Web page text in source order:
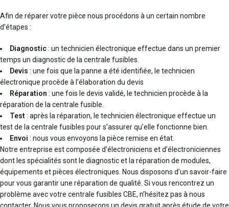
Afin de réparer votre pièce nous procédons à un certain nombre
d’étapes :
Diagnostic: un technicien électronique effectue dans un premier
temps un diagnostic de la centrale fusibles.
Devis : une fois que la panne a été identifiée, le technicien
électronique procède à l’élaboration du devis
Réparation : une fois le devis validé, le technicien procède à la
réparation de la centrale fusible.
Test: après la réparation, le technicien électronique effectue un
test de la centrale fusibles pour s’assurer qu’elle fonctionne bien.
Envoi : nous vous envoyons la pièce remise en état.
Notre entreprise est composée d’électroniciens et d’électroniciennes
dont les spécialités sont le diagnostic et la réparation de modules,
équipements et pièces électroniques. Nous disposons d’un savoir-faire
pour vous garantir une réparation de qualité. Si vous rencontrez un
problème avec votre centrale fusibles CBE, n’hésitez pas à nous